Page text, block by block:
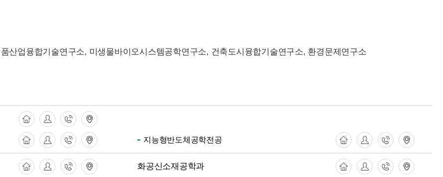
산업융합기술연구소, 미생물바이오시스템공학연구소, 건축도시융합기술연구소, 환경문제연구소
지능형반도체공학전공
화공신소재공학과